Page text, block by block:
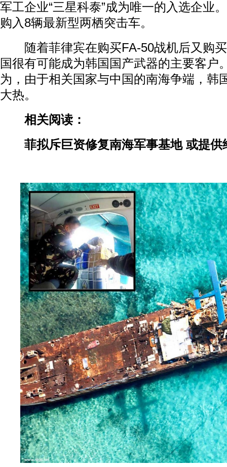
军工企业“三星科泰”成为唯一的入选企业
购入8辆最新型两栖突击车。
随着菲律宾在购买FA-50战机后又购买
国很有可能成为韩国国产武器的主要客户
为，由于相关国家与中国的南海争端，韩
大热。
相关阅读：
菲拟斥巨资修复南海军事基地 或提供